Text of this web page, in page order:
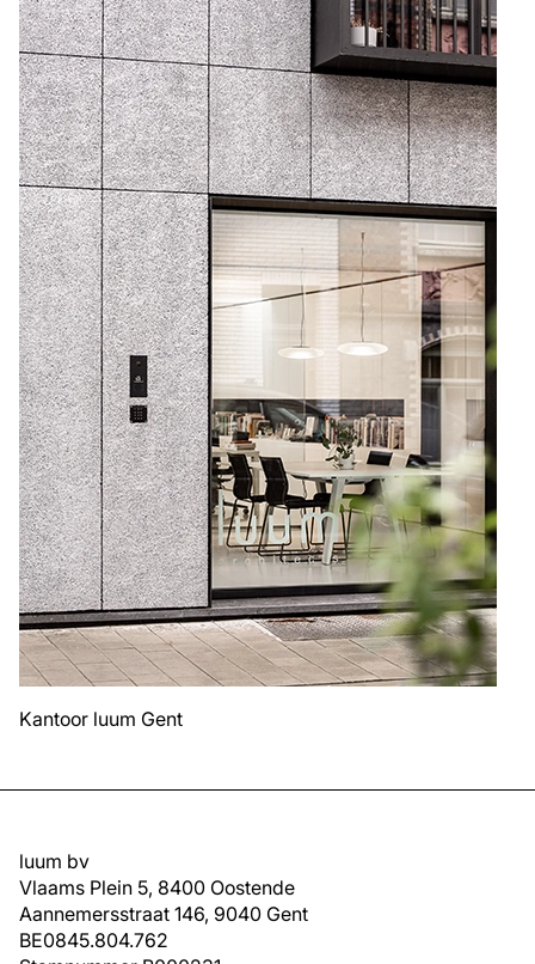
Kantoor luum Gent
luum bv
Vlaams Plein 5, 8400 Oostende
Aannemersstraat 146, 9040 Gent
BE0845.804.762